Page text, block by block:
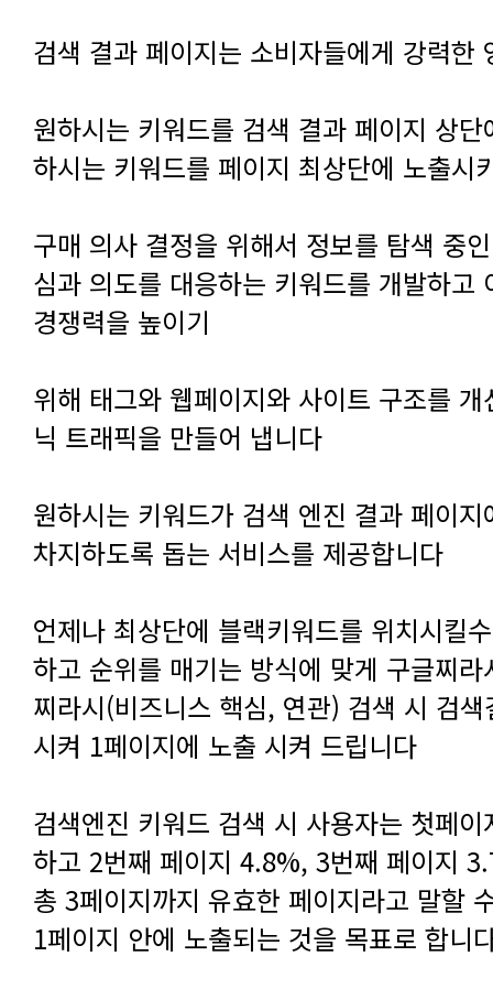
검색 결과 페이지는 소비자들에게 강력한
하시는 키워드를 페이지 최상단에 노출시
경쟁력을 높이기
닉 트래픽을 만들어 냅니다
차지하도록 돕는 서비스를 제공합니다
시켜 1페이지에 노출 시켜 드립니다
하고 2번째 페이지 4.8%, 3번째 페이지
1페이지 안에 노출되는 것을 목표로 합니